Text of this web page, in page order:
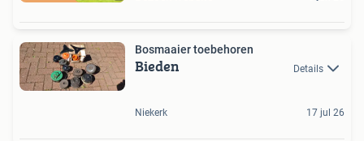
Bosmaaier toebehoren
Bieden Details
Niekerk 17 jul 26